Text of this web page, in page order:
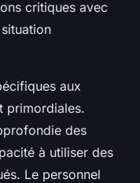
critiques avec
aux
primordiales.
des
à utiliser des
Le personnel